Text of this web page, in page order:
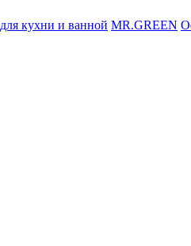
кухни и ванной MR.GREEN